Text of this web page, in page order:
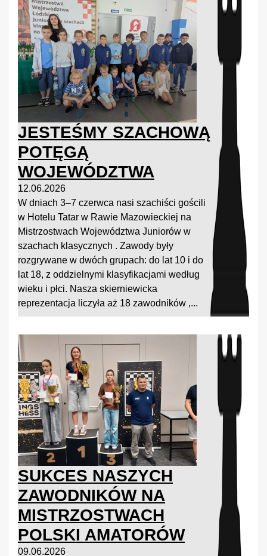
JESTEŚMY SZACHOWĄ
POTĘGĄ
WOJEWÓDZTWA
12.06.2026
W dniach 3–7 czerwca nasi szachiści gościli
w Hotelu Tatar w Rawie Mazowieckiej na
Mistrzostwach Województwa Juniorów w
szachach klasycznych . Zawody były
rozgrywane w dwóch grupach: do lat 10 i do
lat 18, z oddzielnymi klasyfikacjami według
wieku i płci. Nasza skierniewicka
reprezentacja liczyła aż 18 zawodników ,...
SUKCES NASZYCH
ZAWODNIKÓW NA
MISTRZOSTWACH
POLSKI AMATORÓW
09.06.2026